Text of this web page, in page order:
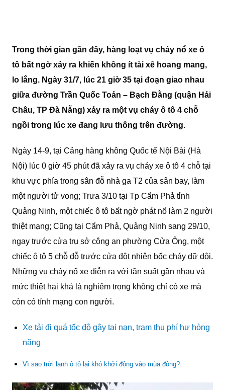
Trong thời gian gần đây, hàng loạt vụ cháy nổ xe ô
tô bất ngờ xảy ra khiến không ít tài xê hoang mang,
lo lắng. Ngày 31/7, lúc 21 giờ 35 tại đoạn giao nhau
giữa đường Trần Quốc Toản – Bạch Đằng (quận Hải
Châu, TP Đà Nẵng) xảy ra một vụ cháy ô tô 4 chỗ
ngồi trong lúc xe đang lưu thông trên đường.
Ngày 14-9, tại Cảng hàng không Quốc tế Nội Bài (Hà
Nội) lúc 0 giờ 45 phút đã xảy ra vụ cháy xe ô tô 4 chỗ tại
khu vực phía trong sân đỗ nhà ga T2 của sân bay, làm
một người tử vong; Trưa 3/10 tại Tp Cẩm Phả tỉnh
Quảng Ninh, một chiếc ô tô bất ngờ phát nổ làm 2 người
thiệt mạng; Cũng tại Cẩm Phả, Quảng Ninh sang 29/10,
ngay trước cửa trụ sở công an phường Cửa Ông, một
chiếc ô tô 5 chỗ đỗ trước cửa đột nhiên bốc cháy dữ dội.
Những vụ cháy nổ xe diễn ra với tần suất gần nhau và
mức thiệt hại khá là nghiêm trọng không chỉ có xe mà
còn có tính mạng con người.
Xe tải đi quá tốc độ gây tai nạn, trạm thu phí hư hỏng
nặng
Vì sao trời lạnh ô tô lại khó khởi động vào mùa đông?